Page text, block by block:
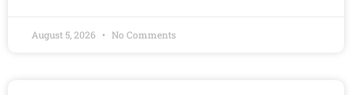
August 5, 2026 No Comments